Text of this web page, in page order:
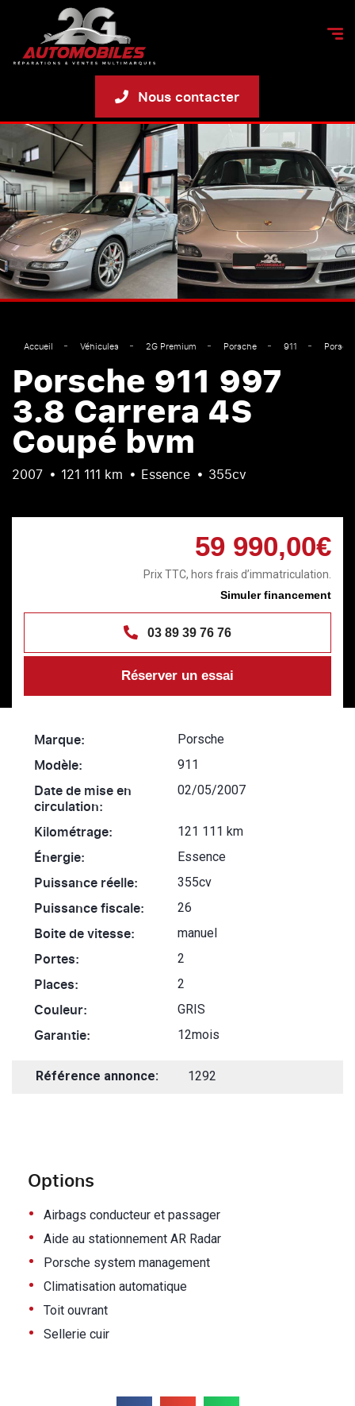
Nous contacter
Accueil Véhicules 2G Premium Porsche 911
Porsche 911 997
3.8 Carrera 4S
Coupé bvm
2007 121 111 km Essence 355cv
59 990,00€
Prix TTC, hors frais d’immatriculation.
Simuler financement
03 89 39 76 76
Réserver un essai
Options
• Airbags conducteur et passager
• Aide au stationnement AR Radar
• Porsche system management
• Climatisation automatique
• Toit ouvrant
• Sellerie cuir
Marque: Porsche
Modèle: 911
Date de mise en
circulation:
02/05/2007
Kilométrage: 121 111 km
Énergie: Essence
Puissance réelle: 355cv
Puissance fiscale: 26
Boite de vitesse: manuel
Portes: 2
Places: 2
Couleur: GRIS
Garantie: 12mois
Référence annonce: 1292